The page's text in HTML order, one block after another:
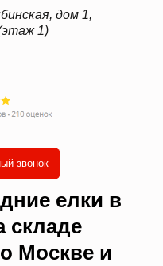
дом 1,
1)
звонок
елки в
складе
Москве и